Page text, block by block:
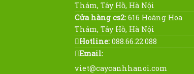
Thám, Tây Hồ, Hà Nội
Cửa hàng cs2: 616 Hoàng Hoa
Thám, Tây Hồ, Hà Nội
Hotline: 088.66.22.088
Email:
viet@caycanhhanoi.com